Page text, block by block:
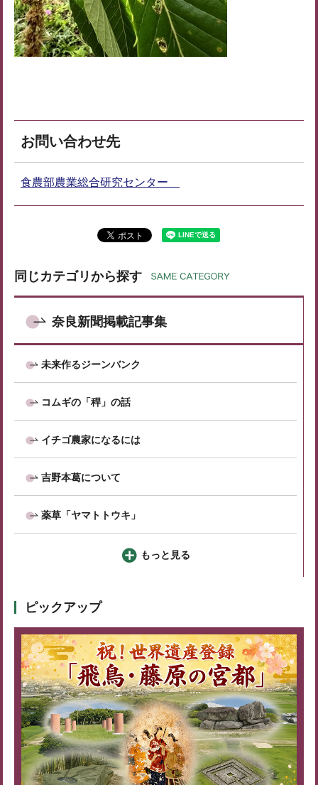
お問い合わせ先
食農部農業総合研究センター
同じカテゴリから探す
奈良新聞掲載記事集
未来作るジーンバンク
コムギの「稈」の話
イチゴ農家になるには
吉野本葛について
薬草「ヤマトトウキ」
もっと見る
ピックアップ